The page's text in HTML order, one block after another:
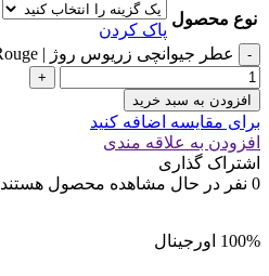
نوع محصول
پاک کردن
عطر جیوانچی زریوس روژ | Givenchy Xeryus Rouge عدد
افزودن به سبد خرید
برای مقایسه اضافه کنید
افزودن به علاقه مندی
اشتراک گذاری
0 نفر در حال مشاهده محصول هستند
100% اورجینال